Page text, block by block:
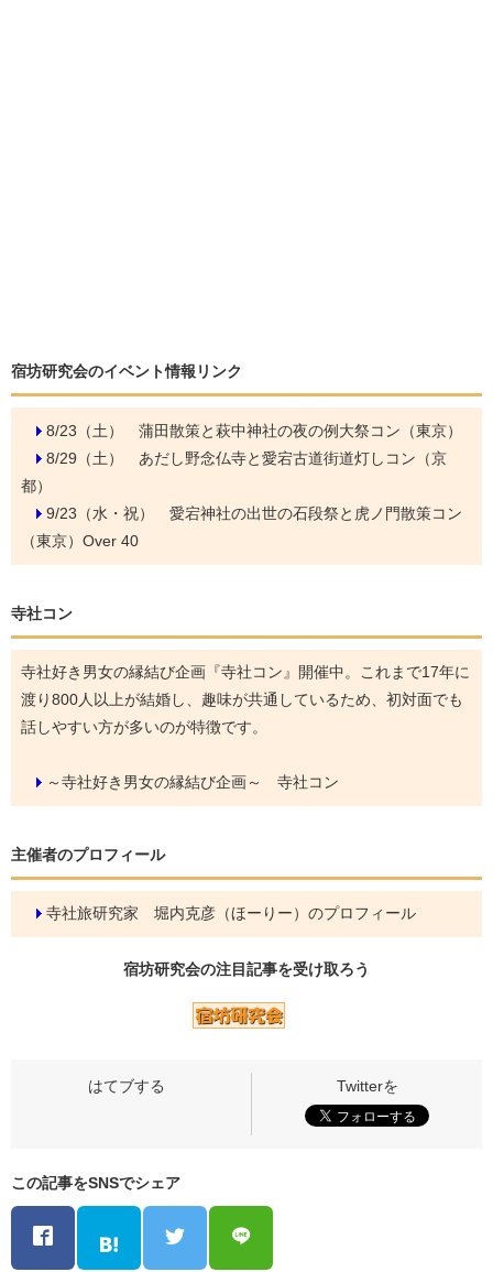
宿坊研究会のイベント情報リンク
8/23（土） 蒲田散策と萩中神社の夜の例大祭コン（東京）
8/29（土） あだし野念仏寺と愛宕古道街道灯しコン（京
都）
9/23（水・祝） 愛宕神社の出世の石段祭と虎ノ門散策コン
（東京）Over 40
寺社コン
寺社好き男女の縁結び企画『寺社コン』開催中。これまで17年に
渡り800人以上が結婚し、趣味が共通しているため、初対面でも
話しやすい方が多いのが特徴です。
～寺社好き男女の縁結び企画～ 寺社コン
主催者のプロフィール
寺社旅研究家 堀内克彦（ほーりー）のプロフィール
宿坊研究会の注目記事を受け取ろう
この記事をSNSでシェア